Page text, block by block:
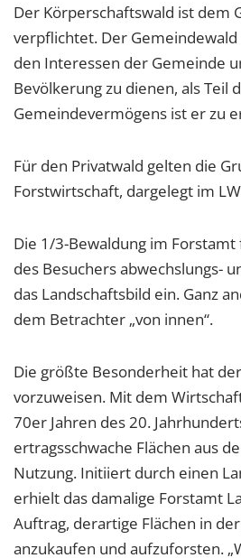
Der Körperschaftswald ist dem
verpflichtet. Der
den Interessen der Gemeinde
Bevölkerung zu dienen, als Teil
Gemeindevermögens ist er zu
Für den Privatwald gelten die
Forstwirtschaft, dargelegt im
Die 1/3-Bewaldung im Forstamt
des Besuchers abwechslungs-
das Landschaftsbild ein. Ganz
dem Betrachter „von innen“.
Die größte Besonderheit hat
vorzuweisen. Mit dem
70er Jahren des 20.
ertragsschwache Flächen aus
Nutzung. Initiiert durch einen
erhielt das damalige Forstamt
Auftrag, derartige Flächen in
anzukaufen und aufzuforsten.